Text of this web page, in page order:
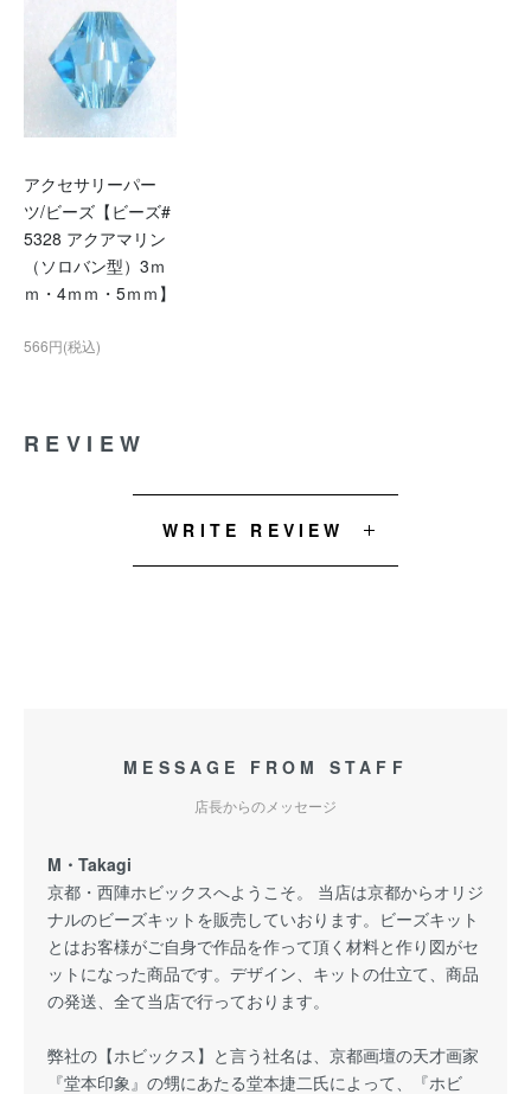
アクセサリーパー
ツ/ビーズ【ビーズ#
5328 アクアマリン
（ソロバン型）3ｍ
ｍ・4ｍｍ・5ｍｍ】
566円(税込)
REVIEW
WRITE REVIEW
MESSAGE FROM STAFF
店長からのメッセージ
M・Takagi
京都・西陣ホビックスへようこそ。 当店は京都からオリジ
ナルのビーズキットを販売していおります。ビーズキット
とはお客様がご自身で作品を作って頂く材料と作り図がセ
ットになった商品です。デザイン、キットの仕立て、商品
の発送、全て当店で行っております。
弊社の【ホビックス】と言う社名は、京都画壇の天才画家
『堂本印象』の甥にあたる堂本捷二氏によって、『ホビ